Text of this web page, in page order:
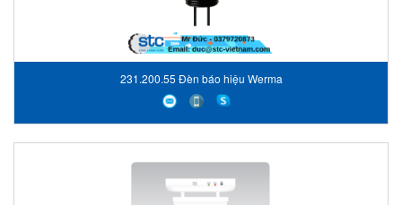
231.200.55 Đèn báo hiệu Werma